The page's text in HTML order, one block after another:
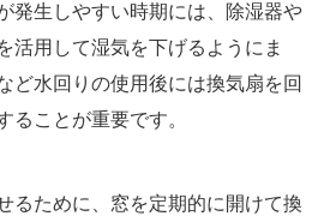
発生しやすい時期には、除湿器や
活用して湿気を下げるようにま
ど水回りの使用後には換気扇を回
ることが重要です。
るために、窓を定期的に開けて換